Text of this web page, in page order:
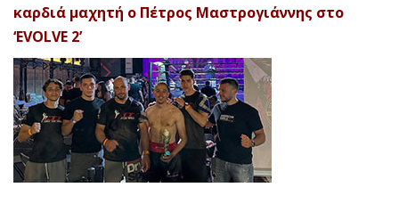
καρδιά μαχητή ο Πέτρος Μαστρογιάννης στο
‘EVOLVE 2’